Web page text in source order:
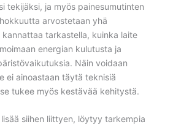
tekijäksi, ja myös painesumutinten
arvostetaan yhä
kannattaa tarkastella, kuinka laite
energian kulutusta ja
Näin voidaan
ei ainoastaan täytä teknisiä
tukee myös kestävää kehitystä.
siihen liittyen, löytyy tarkempia